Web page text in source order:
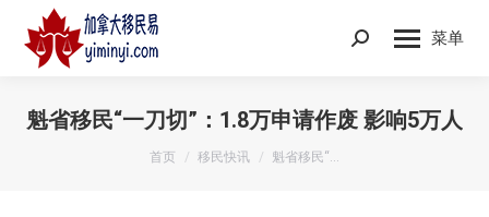
菜单
Search:
魁省移民“一刀切”：1.8万申请作废 影响5万人
您在这里：
首页 移民快讯 魁省移民“…